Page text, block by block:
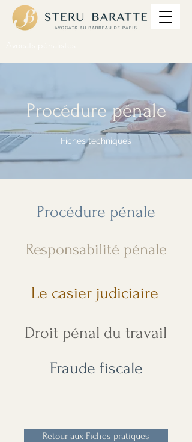
Procédure pénale
Fiches techniques
Procédure pénale
Responsabilité pénale
Fraude fiscale
Le casier judiciaire
Droit pénal du travail
Retour aux Fiches pratiques